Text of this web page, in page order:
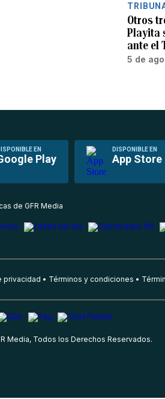
Otros
Playita
ante el
5 de
EN
Play
DISPONIBLE EN
App Store
de GFR Media
privacidad Términos y condiciones
Media, Todos los Derechos Reservados.